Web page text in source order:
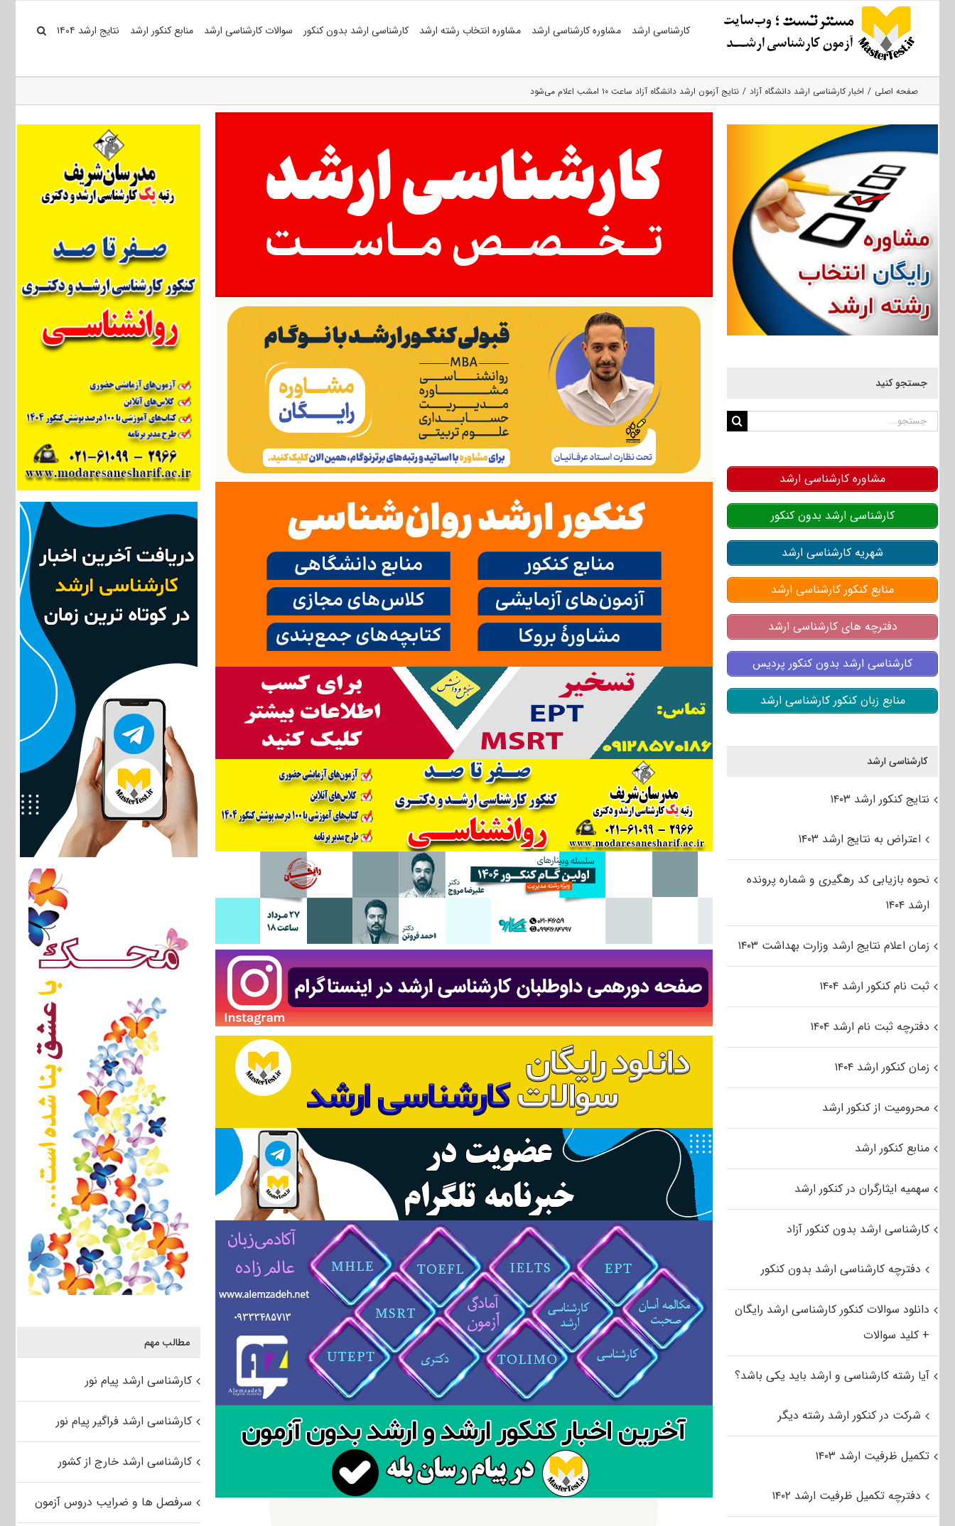
کارشناسی ارشد مشاوره کارشناسی ارشد مشاوره انتخاب رشته ارشد کارشناسی ارشد بدون کنکور سوالات کارشناسی ارشد منابع کنکور ارشد نتایج ارشد ۱۴۰۴
صفحه اصلی اخبار کارشناسی ارشد دانشگاه آزاد نتایج آزمون ارشد دانشگاه آزاد ساعت ۱۰ امشب اعلام می‌شود
مطالب مهم
کارشناسی ارشد پیام نور
کارشناسی ارشد فراگیر پیام نور
کارشناسی ارشد خارج از کشور
سرفصل ها و ضرایب دروس آزمون
جستجو کنید
جستجو
مشاوره کارشناسی ارشد
کارشناسی ارشد بدون کنکور
شهریه کارشناسی ارشد
منابع کنکور کارشناسی ارشد
دفترچه های کارشناسی ارشد
کارشناسی ارشد بدون کنکور پردیس
منابع زبان کنکور کارشناسی ارشد
کارشناسی ارشد
نتایج کنکور ارشد ۱۴۰۳
اعتراض به نتایج ارشد ۱۴۰۳
نحوه بازیابی کد رهگیری و شماره پرونده
ارشد ۱۴۰۴
زمان اعلام نتایج ارشد وزارت بهداشت ۱۴۰۳
ثبت نام کنکور ارشد ۱۴۰۴
دفترچه ثبت نام ارشد ۱۴۰۴
زمان کنکور ارشد ۱۴۰۴
محرومیت از کنکور ارشد
منابع کنکور ارشد
سهمیه ایثارگران در کنکور ارشد
کارشناسی ارشد بدون کنکور آزاد
دفترچه کارشناسی ارشد بدون کنکور
دانلود سوالات کنکور کارشناسی ارشد رایگان
+ کلید سوالات
آیا رشته کارشناسی و ارشد باید یکی باشد؟
شرکت در کنکور ارشد رشته دیگر
تکمیل ظرفیت ارشد ۱۴۰۳
دفترچه تکمیل ظرفیت ارشد ۱۴۰۲